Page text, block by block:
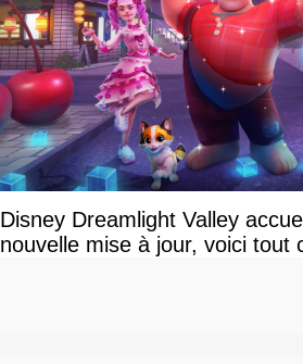
Disney Dreamlight Valley
nouvelle mise à jour, voici tout